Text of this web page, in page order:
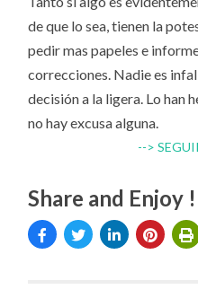
de que lo sea, tienen la
pedir mas papeles e
correcciones. Nadie es
decisión a la ligera. Lo han
no hay excusa alguna.
-->
Share and Enjoy !